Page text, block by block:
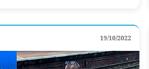
19/10/2022